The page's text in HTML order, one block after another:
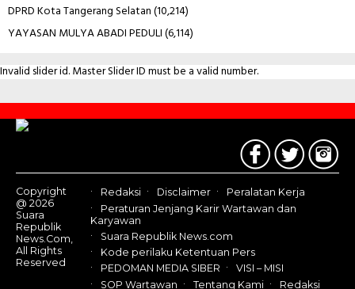
DPRD Kota Tangerang Selatan(10,214)
YAYASAN MULYA ABADI PEDULI(6,114)
Invalid slider id. Master Slider ID must be a valid number.
Contact
Us
Copyright
@ 2026
Suara
Republik
News.Com,
All Rights
Reserved
Redaksi Disclaimer
Peralatan Kerja
Peraturan Jenjang Karir Wartawan dan
Karyawan
Suara Republik News.com
Kode perilaku Ketentuan Pers
PEDOMAN MEDIA SIBER
VISI – MISI
SOP Wartawan
Tentang Kami Redaksi